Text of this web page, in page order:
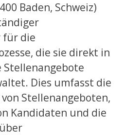
Baden, Schweiz)
für die
die sie direkt in
Stellenangebote
Dies umfasst die
Stellenangeboten,
Kandidaten und die